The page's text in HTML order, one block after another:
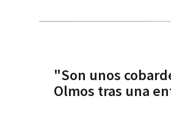
"Son unos
Olmos tras una